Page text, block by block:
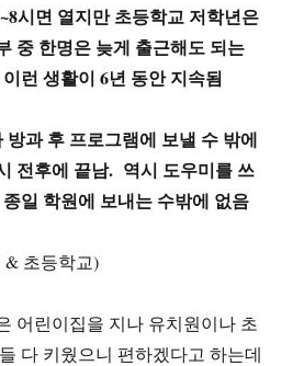
시면 열지만 초등학교 저학년은
중 한명은 늦게 출근해도 되는
런 생활이 6년 동안 지속됨
방과 후 프로그램에 보낼 수 밖에
전후에 끝남. 역시 도우미를 쓰
일 학원에 보내는 수밖에 없음
& 초등학교)
어린이집을 지나 유치원이나 초
다 키웠으니 편하겠다고 하는데